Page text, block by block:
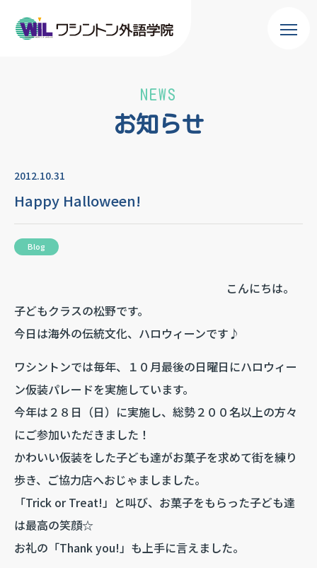
お知らせ
NEWS
2012.10.31
Happy Halloween!
Blog
こんにちは。
子どもクラスの松野です。
今日は海外の伝統文化、ハロウィーンです♪
ワシントンでは毎年、１０月最後の日曜日にハロウィー
ン仮装パレードを実施しています。
今年は２８日（日）に実施し、総勢２００名以上の方々
にご参加いただきました！
かわいい仮装をした子ども達がお菓子を求めて街を練り
歩き、ご協力店へおじゃましました。
「Trick or Treat!」と叫び、お菓子をもらった子ども達
は最高の笑顔☆
お礼の「Thank you!」も上手に言えました。